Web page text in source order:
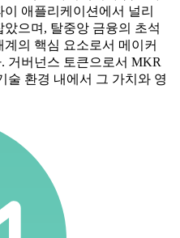
애플리케이션에서 널리
으며, 탈중앙 금융의 초석
의 핵심 요소로서 메이커
거버넌스 토큰으로서 MKR
술 환경 내에서 그 가치와 영